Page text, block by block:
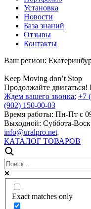
Установка
Новости
База знаний
Отзывы
Контакты
Ваш регион:
Keep Moving don’t Stop
Продолжайте двигаться!
Ждем вашего звонка: +7
(902) 150-00-03
Время работы: Пн-Пт с
Выходной: Суббота-
info@uralpro.net
КАТАЛОГ ТОВАРОВ
Exact matches only